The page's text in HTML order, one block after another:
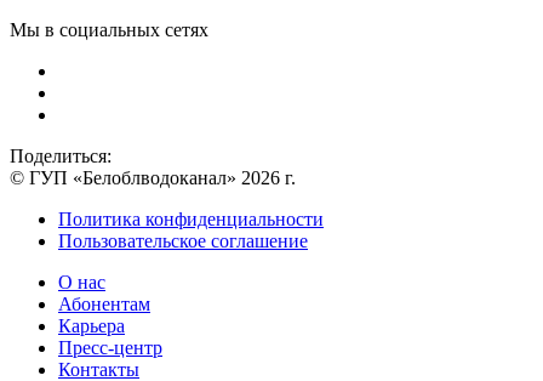
Мы в социальных сетях
Поделиться:
© ГУП «Белоблводоканал» 2026 г.
Политика конфиденциальности
Пользовательское соглашение
О нас
Абонентам
Карьера
Пресс-центр
Контакты